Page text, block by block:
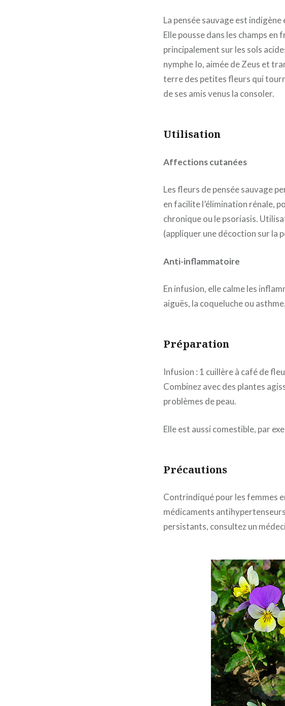
La pensée sauvage est
Elle pousse dans les champs
principalement sur les sols
nymphe Io, aimée de Zeus et
terre des petites fleurs qui
de ses amis venus la consoler.
Utilisation
Affections cutanées
Les fleurs de pensée sauvage
en facilite l’élimination rénale,
chronique ou le psoriasis.
(appliquer une décoction sur la
Anti-inflammatoire
En infusion, elle calme les
aiguës, la coqueluche ou asthme.
Préparation
Infusion : 1 cuillère à café de
Combinez avec des plantes
problèmes de peau.
Elle est aussi comestible, par
Précautions
Contrindiqué pour les femmes
médicaments
persistants, consultez un